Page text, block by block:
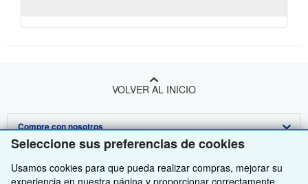
Seleccione sus preferencias de cookies
Usamos cookies para que pueda realizar compras, mejorar su
experiencia en nuestra página y proporcionar correctamente
VOLVER AL INICIO
Compre con nosotros
Colecciones
Venda con nosotros
Comenzar a vender
Sobre nosotros